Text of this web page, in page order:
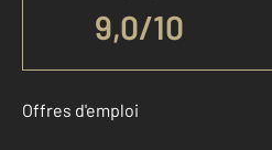
9,0/10
Offres d'emploi